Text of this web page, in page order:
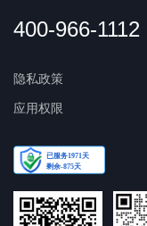
400-966-1112
隐私政策
应用权限